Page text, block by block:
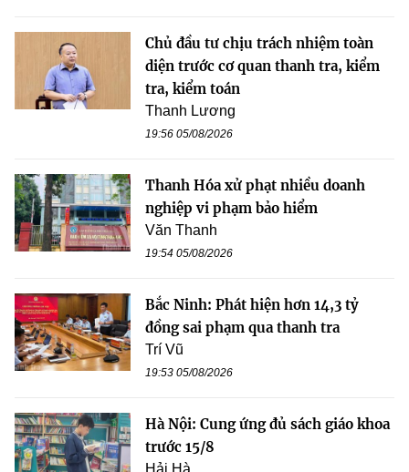
Chủ đầu tư chịu trách nhiệm toàn
diện trước cơ quan thanh tra, kiểm
tra, kiểm toán
Thanh Lương
19:56 05/08/2026
Thanh Hóa xử phạt nhiều doanh
nghiệp vi phạm bảo hiểm
Văn Thanh
19:54 05/08/2026
Bắc Ninh: Phát hiện hơn 14,3 tỷ
đồng sai phạm qua thanh tra
Trí Vũ
19:53 05/08/2026
Hà Nội: Cung ứng đủ sách giáo khoa
trước 15/8